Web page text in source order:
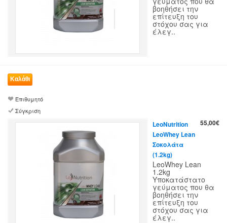
βοηθήσει την
επίτευξη του
στόχου σας για
έλεγ..
Επιθυμητό
Σύγκριση
55,00€
LeoNutrition
LeoWhey Lean
Σοκολάτα
(1.2kg)
LeoWhey Lean
1.2kg
Υποκατάστατο
γεύματος που θα
βοηθήσει την
επίτευξη του
στόχου σας για
έλεγ..